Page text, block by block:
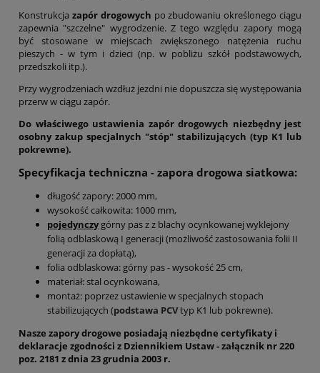
Konstrukcja zapór drogowych po zbudowaniu określonego ciągu
zapewnia "szczelne" wygrodzenie. Z tego względu zapory mogą
być stosowane w miejscach zwiększonego natężenia ruchu
pieszych - w tym i dzieci (np. w pobliżu szkół podstawowych,
przedszkoli itp.).
Przy wygrodzeniach wzdłuż jezdni nie dopuszcza się występowania
przerw w ciągu zapór.
Do właściwego ustawienia zapór drogowych niezbędny jest
osobny zakup specjalnych "stóp" stabilizujących (typ K1 lub
pokrewne).
Specyfikacja techniczna - zapora drogowa siatkowa:
długość zapory: 2000 mm,
wysokość całkowita: 1000 mm,
pojedynczygórny pas z z blachy ocynkowanej wyklejony
folią odblaskową I generacji (możliwość zastosowania folii II
generacji za dopłatą),
folia odblaskowa: górny pas - wysokość 25 cm,
materiał: stal ocynkowana,
montaż: poprzez ustawienie w specjalnych stopach
stabilizujących (podstawa PCVtyp K1 lub pokrewne).
Nasze zapory drogowe posiadają niezbędne certyfikaty i
deklaracje zgodności z Dziennikiem Ustaw - załącznik nr 220
poz. 2181 z dnia 23 grudnia 2003 r.